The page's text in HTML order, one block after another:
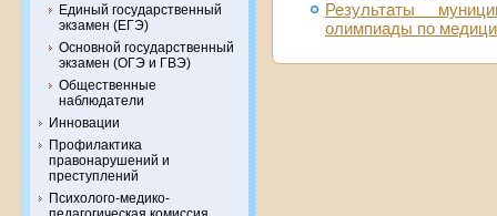
Единый государственный
экзамен (ЕГЭ)
Основной государственный
экзамен (ОГЭ и ГВЭ)
Общественные
наблюдатели
Инновации
Профилактика
правонарушений и
преступлений
Психолого-медико-
Результаты
олимпиады по